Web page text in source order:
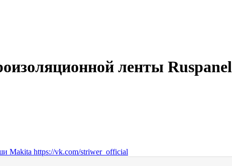
ленты Ruspanel
Makita https://vk.com/striwer_official